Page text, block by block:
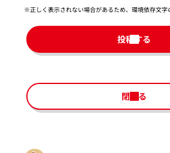
※正しく表示されない場合があるため、環境依存文字
投稿する
閉じる